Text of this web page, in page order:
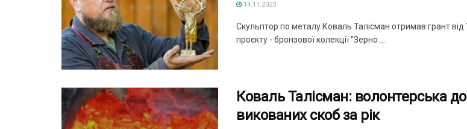
14.11.2023
Скульптор по металу Коваль Талісман отримав грант
проєкту - бронзової колекції "Зерно ...
Коваль Талісман: волонтерська
викованих скоб за рік